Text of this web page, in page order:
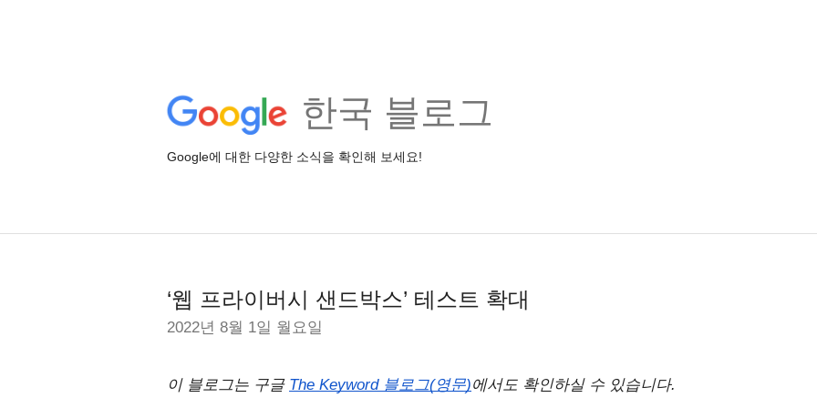
한국 블로그
Google에 대한 다양한 소식을 확인해 보세요!
‘웹 프라이버시 샌드박스’ 테스트 확대
2022년 8월 1일 월요일
이 블로그는 구글 The Keyword 블로그(영문)에서도 확인하실 수 있습니다.